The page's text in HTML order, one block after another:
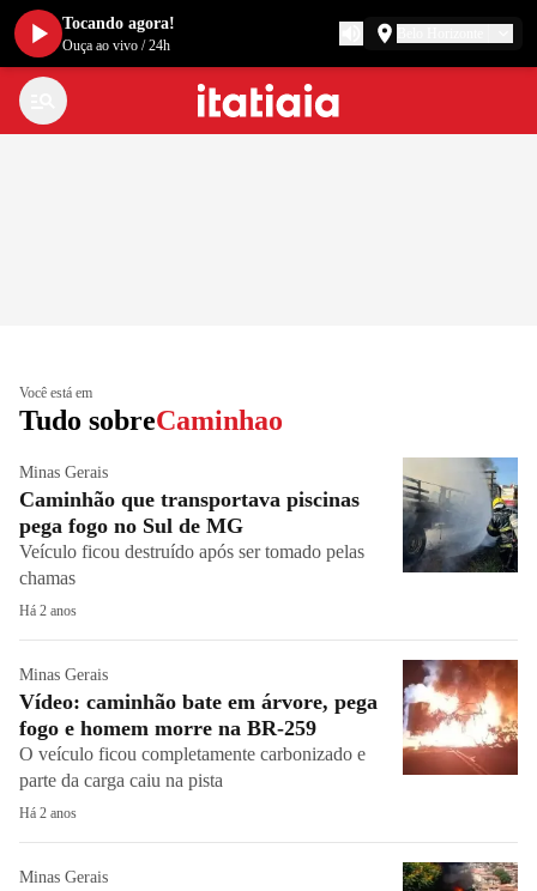
Você está em
Tudo sobreCaminhao
Minas Gerais
Caminhão que transportava piscinas
pega fogo no Sul de MG
Veículo ficou destruído após ser tomado pelas
chamas
Há 2 anos
Minas Gerais
Vídeo: caminhão bate em árvore, pega
fogo e homem morre na BR-259
O veículo ficou completamente carbonizado e
parte da carga caiu na pista
Há 2 anos
Minas Gerais
Tocando agora!
Ouça ao vivo /24h